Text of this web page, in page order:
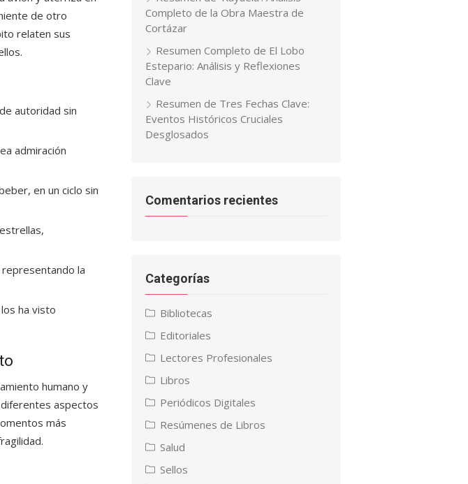
de otro
relaten sus
autoridad sin
admiración
en un ciclo sin
la
ha visto
humano y
aspectos
más
Completo de la Obra Maestra de
Cortázar
Resumen Completo de El Lobo
Estepario: Análisis y Reflexiones
Clave
Resumen de Tres Fechas Clave:
Eventos Históricos Cruciales
Desglosados
Comentarios recientes
Categorías
Bibliotecas
Editoriales
Lectores Profesionales
Libros
Periódicos Digitales
Resúmenes de Libros
Salud
Sellos